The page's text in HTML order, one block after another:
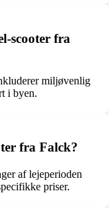
scooter fra
miljøvenlig
i byen.
fra Falck?
af lejeperioden
priser.